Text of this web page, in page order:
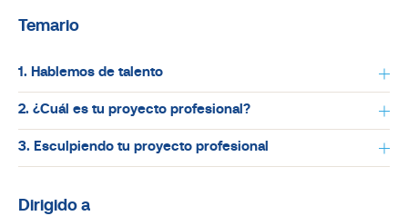
Temario
1. Hablemos de talento
2. ¿Cuál es tu proyecto profesional?
3. Esculpiendo tu proyecto profesional
Dirigido a